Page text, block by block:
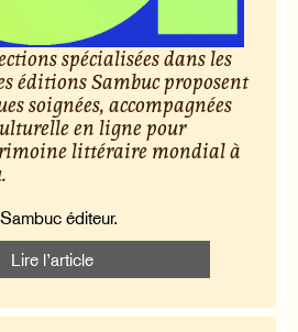
spécialisées dans les
éditions Sambuc proposent
soignées, accompagnées
en ligne pour
littéraire mondial à
éditeur.
Lire l’article